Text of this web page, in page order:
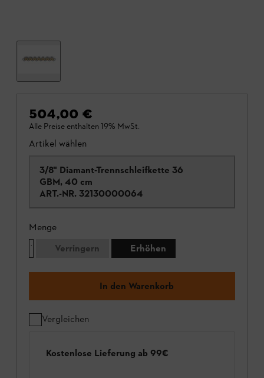
504,00 €
Alle Preise enthalten 19% MwSt.
Artikel wählen
3/8" Diamant-Trennschleifkette 36
GBM, 40 cm
ART.-NR. 32130000064
Menge
Verringern
Erhöhen
In den Warenkorb
Vergleichen
Kostenlose Lieferung ab 99€